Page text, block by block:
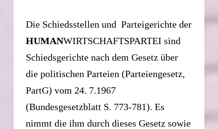
Die Schiedsstellen und Parteigerichte der
HUMANWIRTSCHAFTSPARTEI sind
Schiedsgerichte nach dem Gesetz über
die politischen Parteien (Parteiengesetz,
PartG) vom 24. 7.1967
(Bundesgesetzblatt S. 773-781). Es
nimmt die ihm durch dieses Gesetz sowie